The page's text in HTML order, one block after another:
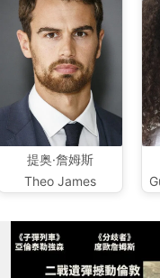
提奥·詹姆斯
Theo James